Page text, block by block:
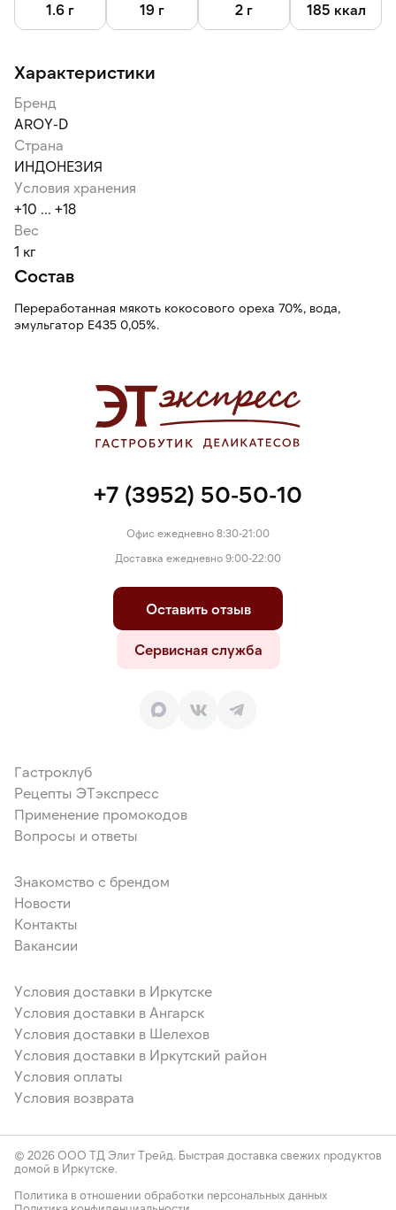
1.6 г 19 г 2 г 185 ккал
Характеристики
Бренд
AROY-D
Страна
ИНДОНЕЗИЯ
Условия хранения
+10 ... +18
Вес
1 кг
Состав
Переработанная мякоть кокосового ореха 70%, вода,
эмульгатор Е435 0,05%.
+7 (3952) 50-50-10
Офис ежедневно 8:30-21:00
Доставка ежедневно 9:00-22:00
Оставить отзыв
Сервисная служба
Гастроклуб
Рецепты ЭТэкспресс
Применение промокодов
Вопросы и ответы
Знакомство с брендом
Новости
Контакты
Вакансии
Условия доставки в Иркутске
Условия доставки в Ангарск
Условия доставки в Шелехов
Условия доставки в Иркутский район
Условия оплаты
Условия возврата
© 2026 ООО ТД Элит Трейд. Быстрая доставка свежих продуктов
домой в Иркутске.
Политика в отношении обработки персональных данных